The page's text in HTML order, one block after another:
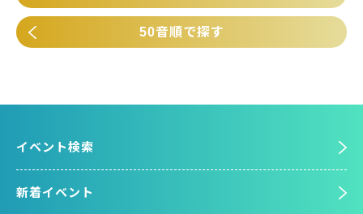
50音順で探す
イベント検索
新着イベント